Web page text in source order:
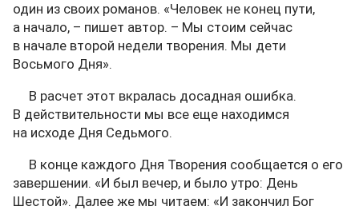
один из своих романов. «Человек не конец пути,
а начало, – пишет автор. – Мы стоим сейчас
в начале второй недели творения. Мы дети
Восьмого Дня».
В расчет этот вкралась досадная ошибка.
В действительности мы все еще находимся
на исходе Дня Седьмого.
В конце каждого Дня Творения сообщается о его
завершении. «И был вечер, и было утро: День
Шестой». Далее же мы читаем: «И закончил Бог